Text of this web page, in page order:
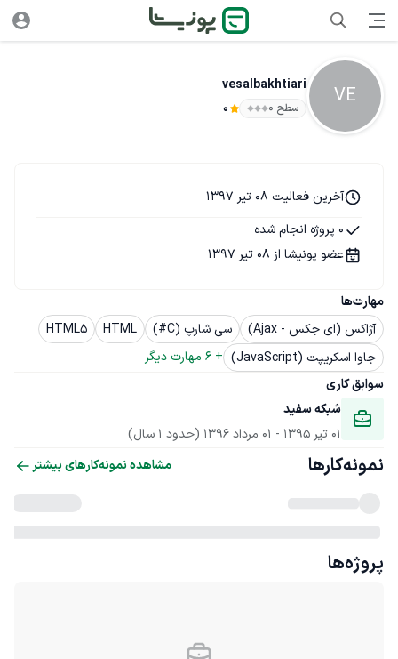
VE
vesalbakhtiari
سطح ۰ 0
مهارت‌ها
آژاکس (ای جکس - Ajax)
سی شارپ (C#) HTML
HTML5
جاوا اسکریپت (JavaScript)
+
6 مهارت دیگر
سوابق کاری
شبکه سفید
01 تیر 1395
- 01 مرداد 1396 (حدود 1 سال)
آخرین فعالیت 08 تیر 1397
0 پروژه انجام شده
عضو پونیشا از 08 تیر 1397
نمونه‌کارها مشاهده نمونه‌کارهای بیشتر
پروژه‌ها